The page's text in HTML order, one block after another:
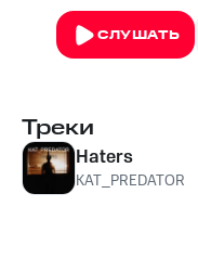
СЛУШАТЬ
Треки
Haters
KAT_PREDATOR